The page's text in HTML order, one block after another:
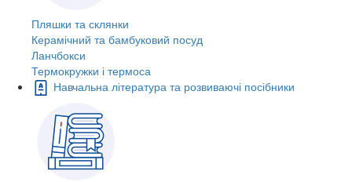
Пляшки та склянки
Керамічний та бамбуковий посуд
Ланчбокси
Термокружки і термоса
Навчальна література та розвиваючі посібники